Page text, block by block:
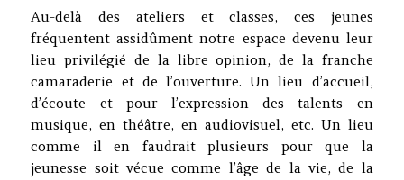
Au-delà des ateliers et classes, ces jeunes
fréquentent assidûment notre espace devenu leur
lieu privilégié de la libre opinion, de la franche
camaraderie et de l’ouverture. Un lieu d’accueil,
d’écoute et pour l’expression des talents en
musique, en théâtre, en audiovisuel, etc. Un lieu
comme il en faudrait plusieurs pour que la
jeunesse soit vécue comme l’âge de la vie, de la